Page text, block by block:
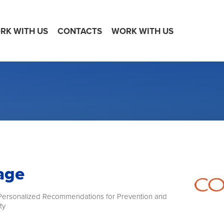
WITH US CONTACTS WORK WITH US
Recommendations for Prevention and